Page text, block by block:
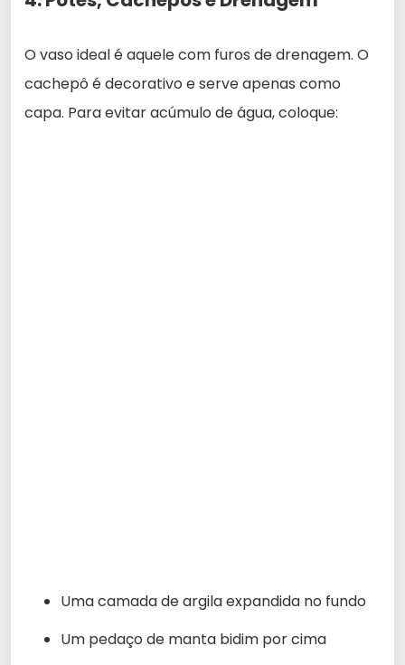
O vaso ideal é aquele com furos de drenagem. O
cachepô é decorativo e serve apenas como
capa. Para evitar acúmulo de água, coloque:
Uma camada de argila expandida no fundo
Um pedaço de manta bidim por cima